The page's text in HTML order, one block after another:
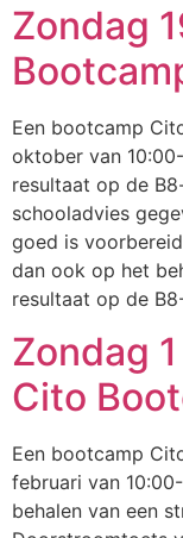
Zondag
Een bootcamp
oktober van
resultaat op de
schooladvies
goed is
dan ook op het
resultaat op de
Zondag
Cito
Een bootcamp
februari van
behalen van een